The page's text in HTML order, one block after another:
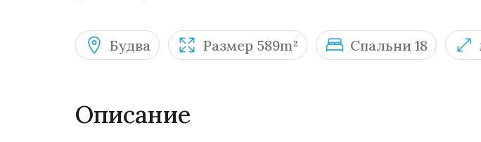
Будва Размер 589m² Спальни 18
Описание